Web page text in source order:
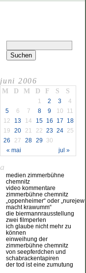
juni 2006
M D M D F S S
« mai jul »
1 2 3
4
5
6 7 8 9 10
11
12
13 14 15 16 17
18
19
20 21 22 23 24
25
26
27 28 29 30
a
medien zimmerbühne
chemnitz
video kommentare
zimmerbühne chemnitz
„oppenheimer“ oder „nurejew
macht krawumm“
die biermannrausstellung
zwei filmperlen
ich glaube nicht mehr zu
können
einweihung der
zimmerbühne chemnitz
von seepferdchen und
schabrackentapiren
der tod ist eine zumutung